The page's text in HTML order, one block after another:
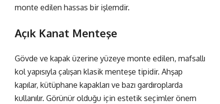
monte edilen hassas bir işlemdir.
Açık Kanat Menteşe
Gövde ve kapak üzerine yüzeye monte edilen, mafsallı
kol yapısıyla çalışan klasik menteşe tipidir. Ahşap
kapılar, kütüphane kapakları ve bazı gardıroplarda
kullanılır. Görünür olduğu için estetik seçimler önem